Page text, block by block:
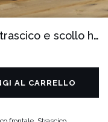
Anora – abito nero maxi con strascico e scollo halter
AL CARRELLO